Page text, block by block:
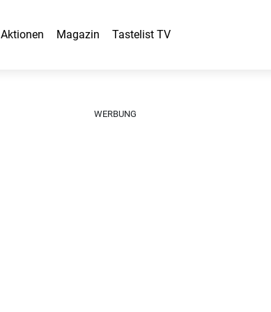
Aktionen Magazin Tastelist TV
WERBUNG